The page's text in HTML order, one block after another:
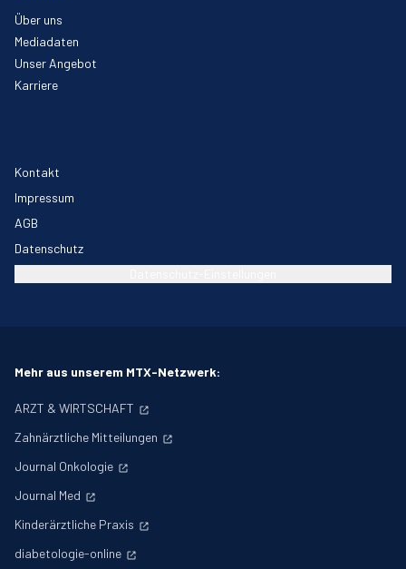
Über uns
Mediadaten
Unser Angebot
Karriere
Kontakt
Impressum
AGB
Datenschutz
Mehr aus unserem MTX-Netzwerk:
ARZT & WIRTSCHAFT
Zahnärztliche Mitteilungen
Journal Onkologie
Journal Med
Kinderärztliche Praxis
diabetologie-online